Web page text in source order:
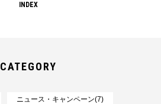
INDEX
CATEGORY
ニュース・キャンペーン(7)